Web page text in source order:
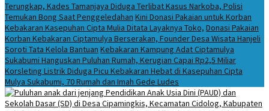
Terungkap, Kades Tamanjaya Diduga Terlibat Kasus Narkoba, Polisi
Temukan Bong Saat Penggeledahan Kini Donasi Pakaian untuk Korban
Kebakaran Kasepuhan Cipta Mulia Ditata Layaknya Toko, Donasi Pakaian
Korban Kebakaran Ciptamulya Berserakan, Founder Desa Wisata Hanjeli
Soroti Tata Kelola Bantuan Kebakaran Kampung Adat Ciptamulya
Sukabumi Hanguskan Puluhan Rumah, Kerugian Capai Rp2,5 Miliar
Korsleting Listrik Diduga Picu Kebakaran Hebat di Kasepuhan Cipta
Mulya Sukabumi, 70 Rumah dan Imah Gede Ludes